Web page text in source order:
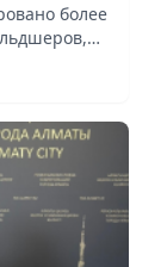
более